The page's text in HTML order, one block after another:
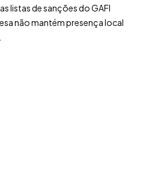
listas de sanções do GAFI
não mantém presença local